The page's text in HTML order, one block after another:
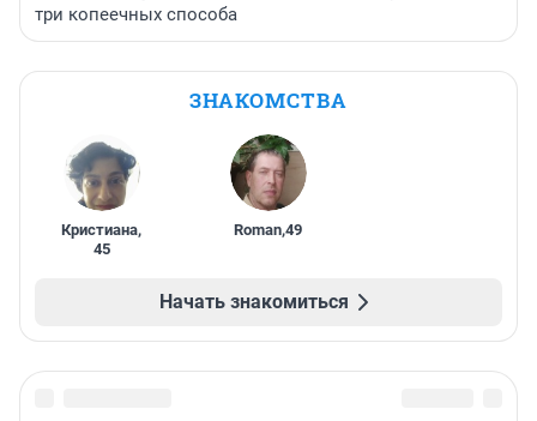
три копеечных способа
ЗНАКОМСТВА
Кристиана,
45
Roman,49
Начать знакомиться